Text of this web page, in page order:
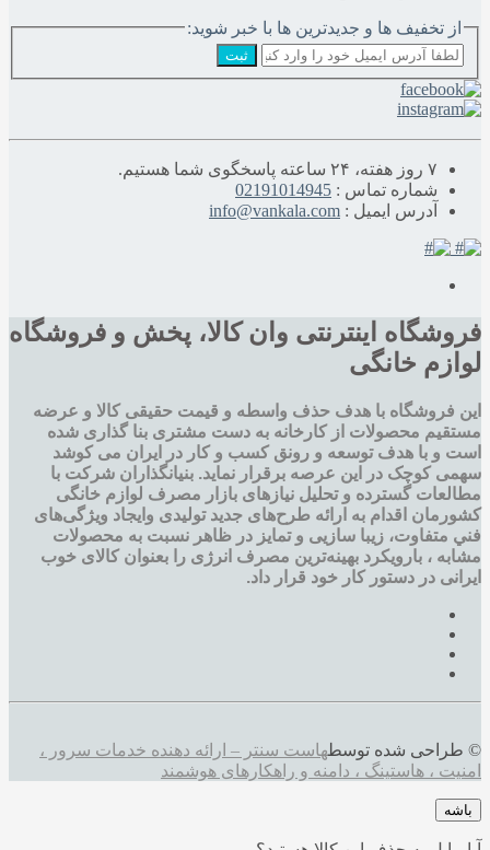
از تخفیف ها و جدیدترین ها با خبر شوید:
ثبت
۷ روز هفته، ۲۴ ساعته پاسخگوی شما هستیم.
شماره تماس : 02191014945
آدرس ایمیل : info@vankala.com
فروشگاه اینترنتی وان کالا، پخش و فروشگاه
لوازم خانگی
این فروشگاه با هدف حذف واسطه و قیمت حقیقی کالا و عرضه
مستقیم محصولات از کارخانه به دست مشتری بنا گذاری شده
است و با هدف توسعه و رونق کسب و کار در ایران می کوشد
سهمی کوچک در این عرصه برقرار نماید. بنیانگذاران شرکت با
مطالعات گسترده و تحليل نيازهای بازار مصرف لوازم خانگی
کشورمان اقدام به ارائه طرح‌های جديد تولیدی وایجاد ويژگی‌های
فني متفاوت، زيبا سازيی و تمايز در ظاهر نسبت به محصولات
مشابه ، بارویکرد بهینه‌ترین مصرف انرژی را بعنوان کالای خوب
ایرانی در دستور کار خود قرار داد.
© طراحی شده توسطهاست سنتر – ارائه دهنده خدمات سرور ،
امنیت ، هاستینگ ، دامنه و راهکارهای هوشمند
باشه